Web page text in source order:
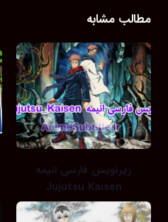
مطالب مشابه
زیرنویس فارسی انیمه
Jujutsu Kaisen